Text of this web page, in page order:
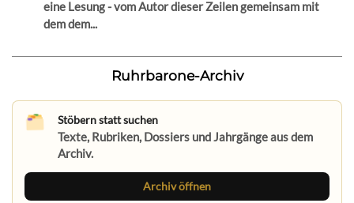
eine Lesung - vom Autor dieser Zeilen gemeinsam mit
dem dem...
Ruhrbarone-Archiv
Stöbern statt suchen
Texte, Rubriken, Dossiers und Jahrgänge aus dem
Archiv.
Archiv öffnen